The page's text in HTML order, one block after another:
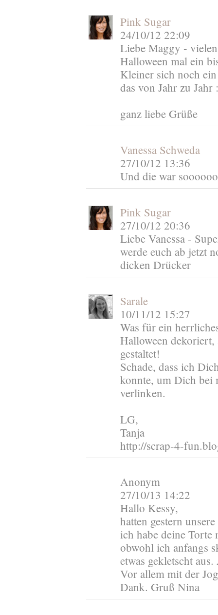
Pink Sugar
24/10/12 22:09
Liebe Maggy -
Halloween mal ein
Kleiner sich noch
das von Jahr zu Jahr
ganz liebe Grüße
Vanessa Schweda
27/10/12 13:36
Und die war
Pink Sugar
27/10/12 20:36
Liebe Vanessa -
werde euch ab jetzt
dicken Drücker
Sarale
10/11/12 15:27
Was für ein
Halloween dekoriert,
gestaltet!
Schade, dass ich
konnte, um Dich bei
verlinken.
LG,
Tanja
http://scrap-4-
Anonym
27/10/13 14:22
Hallo Kessy,
hatten gestern
ich habe deine Torte
obwohl ich anfangs
etwas gekletscht
Vor allem mit der
Dank. Gruß Nina